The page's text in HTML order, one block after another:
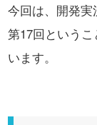
今回は、開発
第17回というこ
います。